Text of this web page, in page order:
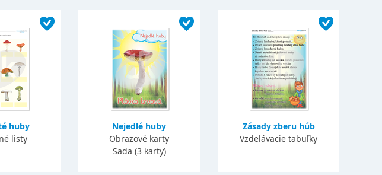
huby
listy
Nejedlé huby
Obrazové karty
Sada (3 karty)
Zásady zberu húb
Vzdelávacie tabuľky